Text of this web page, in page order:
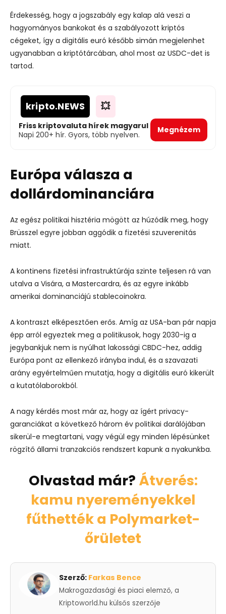
Érdekesség, hogy a jogszabály egy kalap alá veszi a
hagyományos bankokat és a szabályozott kriptós
cégeket, így a digitális euró később simán megjelenhet
ugyanabban a kriptótárcában, ahol most az USDC-det is
tartod.
kripto.NEWS 💥
Friss kriptovaluta hírek magyarul
Napi 200+ hír. Gyors, több nyelven.
Megnézem
Európa válasza a
dollárdominanciára
Az egész politikai hisztéria mögött az húzódik meg, hogy
Brüsszel egyre jobban aggódik a fizetési szuverenitás
miatt.
A kontinens fizetési infrastruktúrája szinte teljesen rá van
utalva a Visára, a Mastercardra, és az egyre inkább
amerikai dominanciájú stablecoinokra.
A kontraszt elképesztően erős. Amíg az USA-ban pár napja
épp arról egyeztek meg a politikusok, hogy 2030-ig a
jegybankjuk nem is nyúlhat lakossági CBDC-hez, addig
Európa pont az ellenkező irányba indul, és a szavazati
arány egyértelműen mutatja, hogy a digitális euró kikerült
a kutatólaborokból.
A nagy kérdés most már az, hogy az ígért privacy-
garanciákat a következő három év politikai darálójában
sikerül-e megtartani, vagy végül egy minden lépésünket
rögzítő állami tranzakciós rendszert kapunk a nyakunkba.
Olvastad már? Átverés:
kamu nyereményekkel
fűthették a Polymarket-
őrületet
Szerző: Farkas Bence
Makrogazdasági és piaci elemző, a
Kriptoworld.hu külsős szerzője